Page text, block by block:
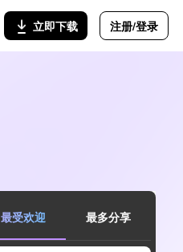
立即下载 注册/登录
最受欢迎 最多分享